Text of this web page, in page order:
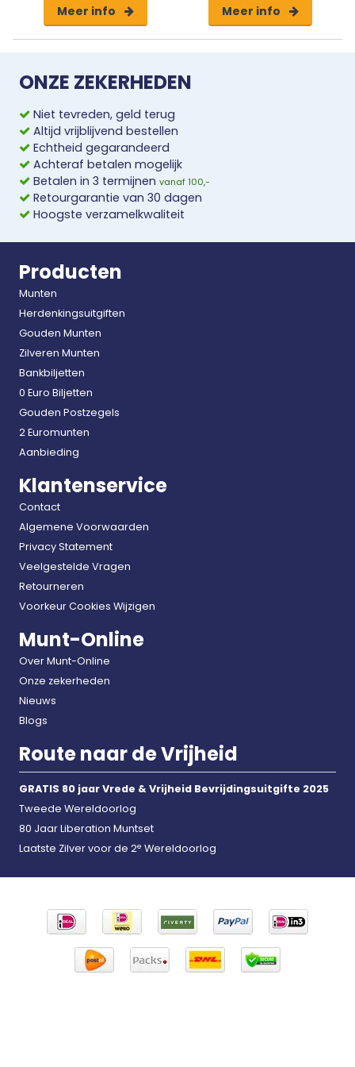
Meer info Meer info
ONZE ZEKERHEDEN
Niet tevreden, geld terug
Altijd vrijblijvend bestellen
Echtheid gegarandeerd
Achteraf betalen mogelijk
Betalen in 3 termijnen vanaf 100,-
Retourgarantie van 30 dagen
Hoogste verzamelkwaliteit
Producten
Munten
Herdenkingsuitgiften
Gouden Munten
Zilveren Munten
Bankbiljetten
0 Euro Biljetten
Gouden Postzegels
2 Euromunten
Aanbieding
Klantenservice
Contact
Algemene Voorwaarden
Privacy Statement
Veelgestelde Vragen
Retourneren
Voorkeur Cookies Wijzigen
Munt-Online
Over Munt-Online
Onze zekerheden
Nieuws
Blogs
Route naar de Vrijheid
GRATIS 80 jaar Vrede & Vrijheid Bevrijdingsuitgifte 2025
Tweede Wereldoorlog
80 Jaar Liberation Muntset
Laatste Zilver voor de 2e Wereldoorlog